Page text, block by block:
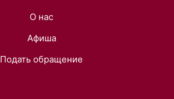
О нас
Афиша
Подать обращение